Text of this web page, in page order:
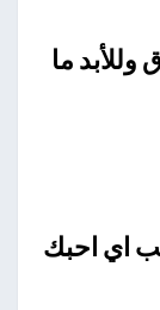
ما
اي احبك